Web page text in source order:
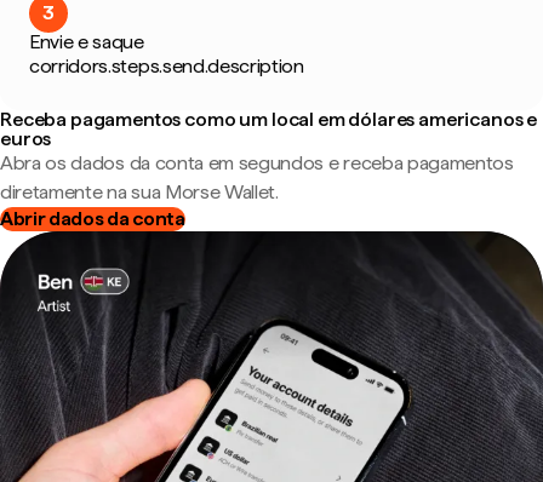
3
Envie e saque
corridors.steps.send.description
Receba pagamentos como um local em dólares americanos e
euros
Abra os dados da conta em segundos e receba pagamentos
diretamente na sua Morse Wallet.
Abrir dados da conta